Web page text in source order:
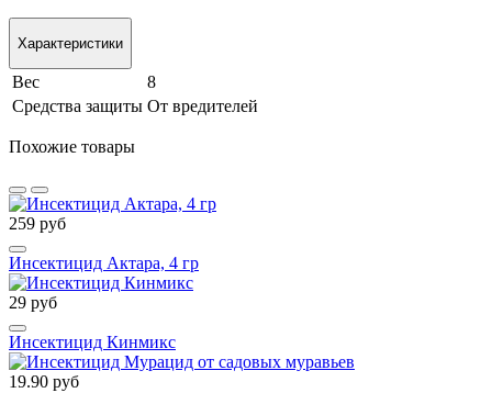
Характеристики
Вес
8
Средства защиты От вредителей
Похожие товары
259 руб
Инсектицид Актара, 4 гр
29 руб
Инсектицид Кинмикс
19.90 руб